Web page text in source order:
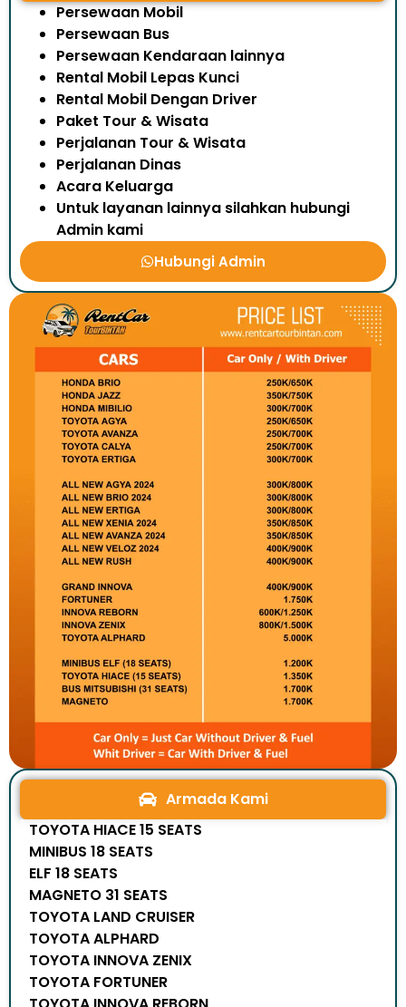
Persewaan Mobil
Persewaan Bus
Persewaan Kendaraan lainnya
Rental Mobil Lepas Kunci
Rental Mobil Dengan Driver
Paket Tour & Wisata
Perjalanan Tour & Wisata
Perjalanan Dinas
Acara Keluarga
Untuk layanan lainnya silahkan hubungi
Admin kami
Hubungi Admin
Armada Kami
TOYOTA HIACE 15 SEATS
MINIBUS 18 SEATS
ELF 18 SEATS
MAGNETO 31 SEATS
TOYOTA LAND CRUISER
TOYOTA ALPHARD
TOYOTA INNOVA ZENIX
TOYOTA FORTUNER